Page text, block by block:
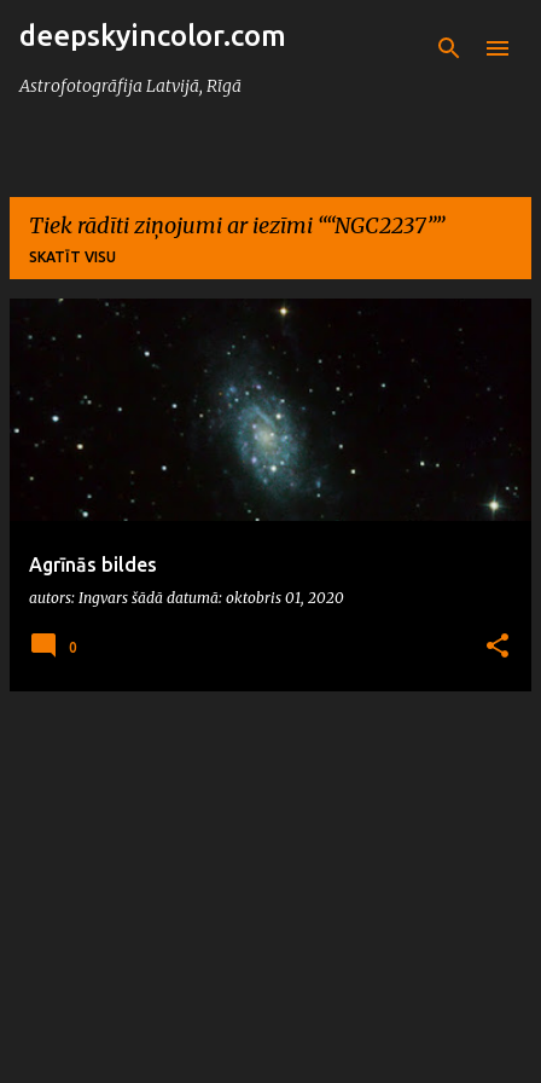
Pāriet uz galveno saturu
deepskyincolor.com
Astrofotogrāfija Latvijā, Rīgā
Tiek rādīti ziņojumi ar iezīmi “ NGC2237 ”
SKATĪT VISU
a
Agrīnās bildes
autors: Ingvars šādā datumā: oktobris 01, 2020
0